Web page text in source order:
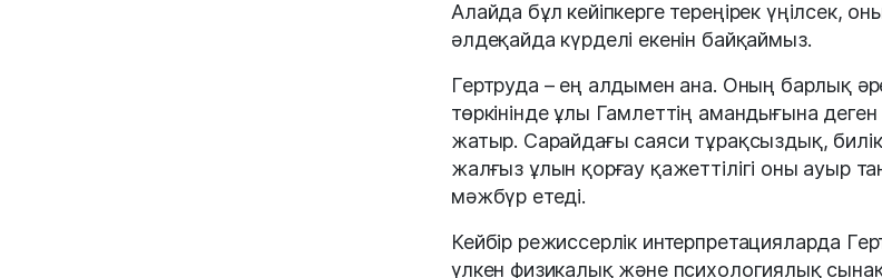
Алайда бұл кейіпкерге тереңірек үңілсек,
әлдеқайда күрделі екенін байқаймыз.
Гертруда – ең алдымен ана. Оның барлық
төркінінде ұлы Гамлеттің амандығына
жатыр. Сарайдағы саяси тұрақсыздық,
жалғыз ұлын қорғау қажеттілігі оны ауыр
мәжбүр етеді.
Кейбір режиссерлік интерпретацияларда
үлкен физикалық және психологиялық